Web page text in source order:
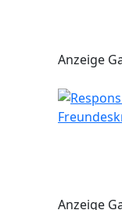
Anzeige
Anzeige